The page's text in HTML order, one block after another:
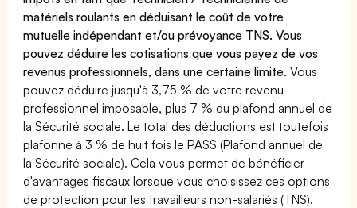
matériels roulants en déduisant le coût de votre
mutuelle indépendant et/ou prévoyance TNS. Vous
pouvez déduire les cotisations que vous payez de vos
revenus professionnels, dans une certaine limite.Vous
pouvez déduire jusqu'à 3,75 % de votre revenu
professionnel imposable, plus 7 % du plafond annuel de
la Sécurité sociale. Le total des déductions est toutefois
plafonné à 3 % de huit fois le PASS (Plafond annuel de
la Sécurité sociale). Cela vous permet de bénéficier
d'avantages fiscaux lorsque vous choisissez ces options
de protection pour les travailleurs non-salariés (TNS).